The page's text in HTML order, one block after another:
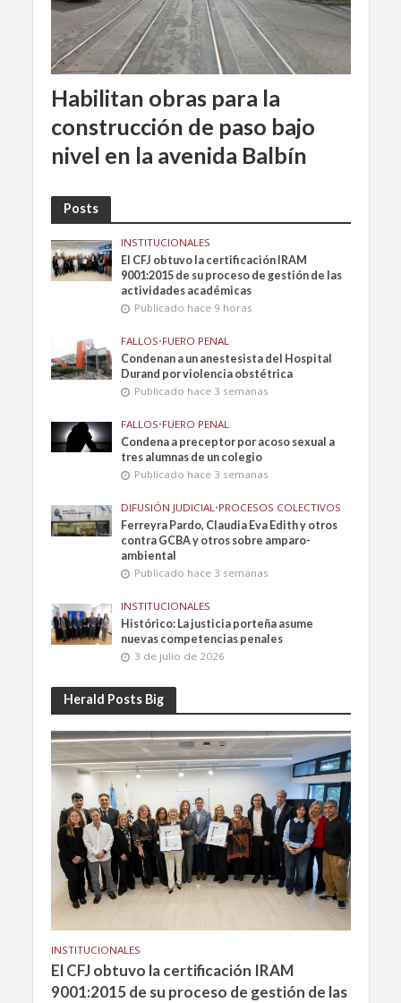
Habilitan obras para la
construcción de paso bajo
nivel en la avenida Balbín
Posts
INSTITUCIONALES
El CFJ obtuvo la certificación IRAM
9001:2015 de su proceso de gestión de las
actividades académicas
Publicado hace 9 horas
FALLOS•FUERO PENAL
Condenan a un anestesista del Hospital
Durand por violencia obstétrica
Publicado hace 3 semanas
FALLOS•FUERO PENAL
Condena a preceptor por acoso sexual a
tres alumnas de un colegio
Publicado hace 3 semanas
DIFUSIÓN JUDICIAL•PROCESOS COLECTIVOS
Ferreyra Pardo, Claudia Eva Edith y otros
contra GCBA y otros sobre amparo-
ambiental
Publicado hace 3 semanas
INSTITUCIONALES
Histórico: La justicia porteña asume
nuevas competencias penales
3 de julio de 2026
Herald Posts Big
INSTITUCIONALES
El CFJ obtuvo la certificación IRAM
9001:2015 de su proceso de gestión de las